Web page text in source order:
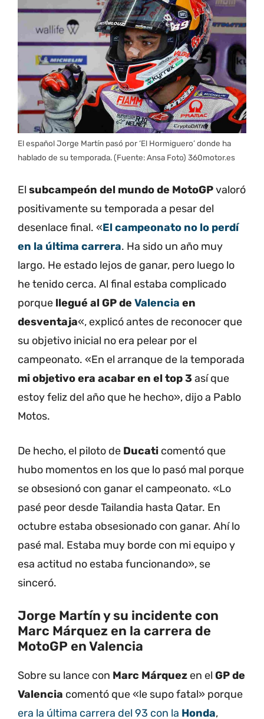
El español Jorge Martín pasó por ‘El Hormiguero’ donde ha
hablado de su temporada. (Fuente: Ansa Foto) 360motor.es
El subcampeón del mundo de MotoGPvaloró
positivamente su temporada a pesar del
desenlace final. «El campeonato no lo perdí
en la última carrera. Ha sido un año muy
largo. He estado lejos de ganar, pero luego lo
he tenido cerca. Al final estaba complicado
porque llegué al GP de Valencia en
desventaja«, explicó antes de reconocer que
su objetivo inicial no era pelear por el
campeonato. «En el arranque de la temporada
mi objetivo era acabar en el top 3 así que
estoy feliz del año que he hecho», dijo a Pablo
Motos.
De hecho, el piloto de Ducati comentó que
hubo momentos en los que lo pasó mal porque
se obsesionó con ganar el campeonato. «Lo
pasé peor desde Tailandia hasta Qatar. En
octubre estaba obsesionado con ganar. Ahí lo
pasé mal. Estaba muy borde con mi equipo y
esa actitud no estaba funcionando», se
sinceró.
Jorge Martín y su incidente con
Marc Márquez en la carrera de
MotoGP en Valencia
Sobre su lance con Marc Márquezen el GP de
Valencia comentó que «le supo fatal» porque
era la última carrera del 93 con la Honda,